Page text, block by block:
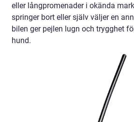
eller långpromenader i okända
springer bort eller själv väljer en
bilen ger pejlen lugn och trygghet
hund.